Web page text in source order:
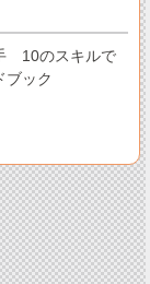
10のスキルで
ブック